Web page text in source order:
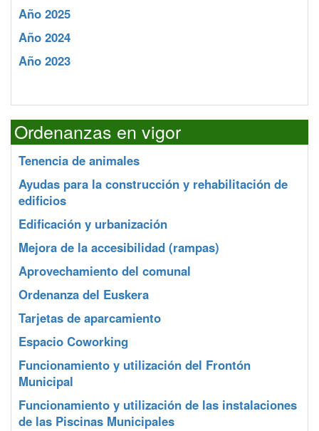
Año 2025
Año 2024
Año 2023
Ordenanzas en vigor
Tenencia de animales
Ayudas para la construcción y rehabilitación de
edificios
Edificación y urbanización
Mejora de la accesibilidad (rampas)
Aprovechamiento del comunal
Ordenanza del Euskera
Tarjetas de aparcamiento
Espacio Coworking
Funcionamiento y utilización del Frontón
Municipal
Funcionamiento y utilización de las instalaciones
de las Piscinas Municipales